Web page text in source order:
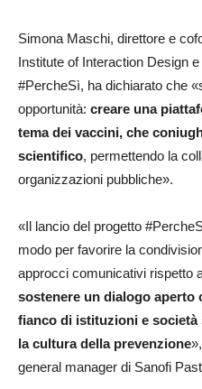
Simona Maschi, direttore e
Institute of Interaction Design
#PercheSì, ha dichiarato che
opportunità: creare una
tema dei vaccini, che
scientifico, permettendo la
organizzazioni pubbliche».
«Il lancio del progetto
modo per favorire la
approcci comunicativi rispetto
sostenere un dialogo aperto
fianco di istituzioni e
la cultura della prevenzione
general manager di Sanofi